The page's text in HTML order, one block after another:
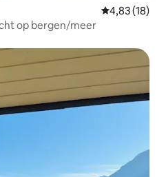
Gemiddelde
4,83 (18)
op bergen/meer